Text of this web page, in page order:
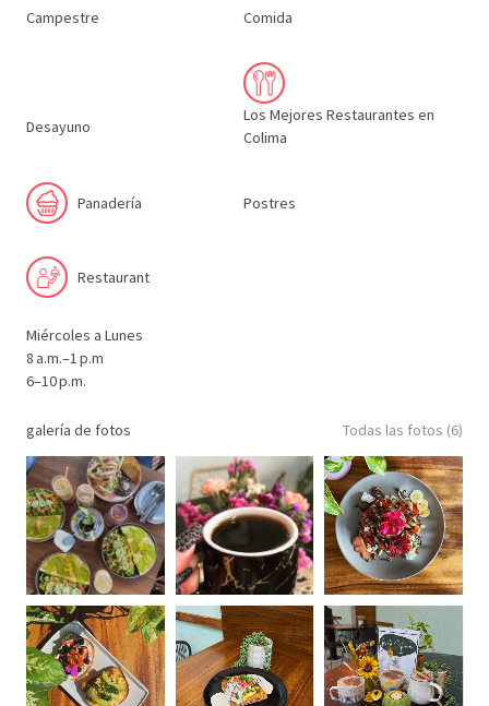
Campestre Comida
Desayuno
Los Mejores Restaurantes en
Colima
Panadería Postres
Restaurant
Miércoles a Lunes
8 a.m.–1 p.m
6–10 p.m.
galería de fotos Todas las fotos (6)